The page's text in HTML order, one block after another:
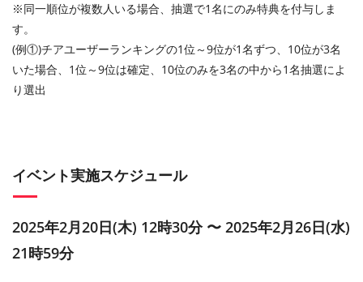
※同一順位が複数人いる場合、抽選で1名にのみ特典を付与しま
す。
(例①)チアユーザーランキングの1位～9位が1名ずつ、10位が3名
いた場合、1位～9位は確定、10位のみを3名の中から1名抽選によ
り選出
イベント実施スケジュール
2025年2月20日(木) 12時30分 〜 2025年2月26日(水)
21時59分